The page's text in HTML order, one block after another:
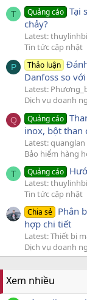
T Quảng cáo Tại
chảy?
Latest:
Tin tức cập nhật
P Thảo luận
Danfoss so
Latest:
Dịch vụ doanh
Q Quảng cáo
inox, bột than
Latest: quanglan
Bảo hiểm hàng
T Quảng cáo
Latest:
Tin tức cập nhật
Chia sẻ Phân
hợp chi tiết
Latest: Thiết bị
Dịch vụ doanh
Xem nhiều